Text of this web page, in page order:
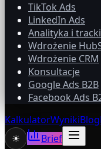
TikTok Ads
LinkedIn Ads
Analityka i
Wdrożenie
Wdrożenie CRM
Konsultacje
Google Ads B2B
Facebook Ads
KalkulatorWynikiBlog
☀
Brief